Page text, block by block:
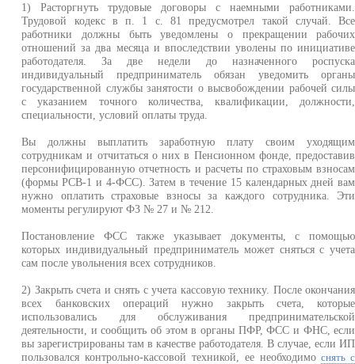
1) Расторгнуть трудовые договоры с наемными работниками.
Трудовой кодекс в п. 1 с. 81 предусмотрел такой случай. Все
работники должны быть уведомлены о прекращении рабочих
отношений за два месяца и впоследствии уволены по инициативе
работодателя. За две недели до назначенного роспуска
индивидуальный предприниматель обязан уведомить органы
государственной службы занятости о высвобождении рабочей силы
с указанием точного количества, квалификации, должности,
специальности, условий оплаты труда.
Вы должны выплатить заработную плату своим уходящим
сотрудникам и отчитаться о них в Пенсионном фонде, предоставив
персонифицированную отчетность и расчеты по страховым взносам
(формы РСВ-1 и 4-ФСС). Затем в течение 15 календарных дней вам
нужно оплатить страховые взносы за каждого сотрудника. Эти
моменты регулируют ФЗ № 27 и № 212.
Постановление ФСС также указывает документы, с помощью
которых индивидуальный предприниматель может сняться с учета
сам после увольнения всех сотрудников.
2) Закрыть счета и снять с учета кассовую технику. После окончания
всех банковских операций нужно закрыть счета, которые
использовались для обслуживания предпринимательской
деятельности, и сообщить об этом в органы ПФР, ФСС и ФНС, если
вы зарегистрированы там в качестве работодателя. В случае, если ИП
пользовался контрольно-кассовой техникой, ее необходимоснять с